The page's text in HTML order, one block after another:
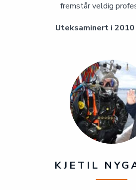
fremstår veldig
Uteksaminert i 2010
KJETIL